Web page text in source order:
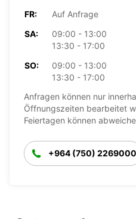
FR:
Auf Anfrage
SA:
09:00 - 13:00
13:30 - 17:00
SO:
09:00 - 13:00
13:30 - 17:00
Anfragen können nur
Öffnungszeiten bearbeitet
Feiertagen können
+964 (750) 2269000